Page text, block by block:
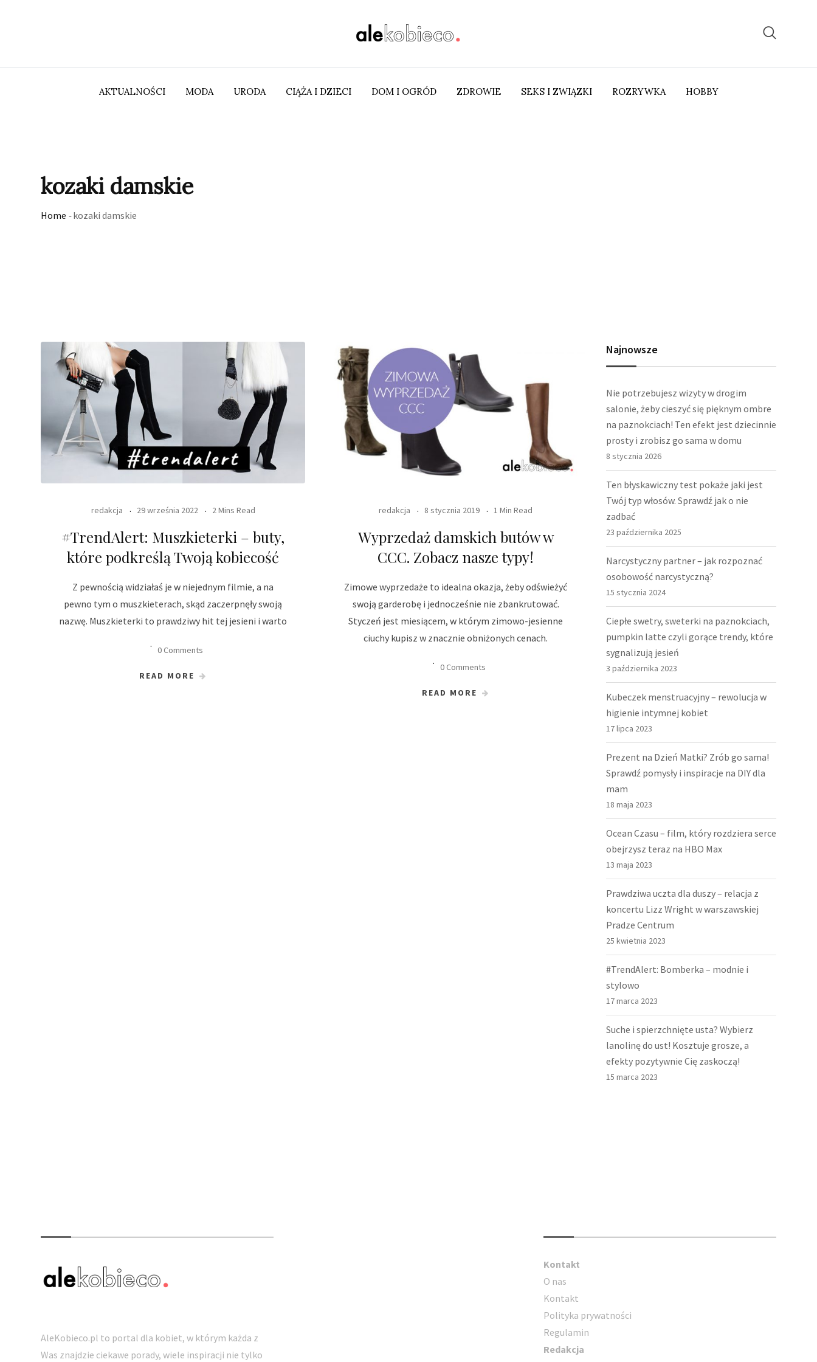
AKTUALNOŚCI MODA URODA CIĄŻA I DZIECI DOM I OGRÓD ZDROWIE SEKS I ZWIĄZKI ROZRYWKA HOBBY
kozaki damskie
Home -kozaki damskie
redakcja 29 września 2022 2 Mins Read
#TrendAlert: Muszkieterki – buty,
które podkreślą Twoją kobiecość
Z pewnością widziałaś je w niejednym filmie, a na
pewno tym o muszkieterach, skąd zaczerpnęły swoją
nazwę. Muszkieterki to prawdziwy hit tej jesieni i warto
0 Comments
READ MORE
redakcja 8 stycznia 2019 1 Min Read
Wyprzedaż damskich butów w
CCC. Zobacz nasze typy!
Zimowe wyprzedaże to idealna okazja, żeby odświeżyć
swoją garderobę i jednocześnie nie zbankrutować.
Styczeń jest miesiącem, w którym zimowo-jesienne
ciuchy kupisz w znacznie obniżonych cenach.
0 Comments
READ MORE
Najnowsze
Nie potrzebujesz wizyty w drogim
salonie, żeby cieszyć się pięknym ombre
na paznokciach! Ten efekt jest dziecinnie
prosty i zrobisz go sama w domu
8 stycznia 2026
Ten błyskawiczny test pokaże jaki jest
Twój typ włosów. Sprawdź jak o nie
zadbać
23 października 2025
Narcystyczny partner – jak rozpoznać
osobowość narcystyczną?
15 stycznia 2024
Ciepłe swetry, sweterki na paznokciach,
pumpkin latte czyli gorące trendy, które
sygnalizują jesień
3 października 2023
Kubeczek menstruacyjny – rewolucja w
higienie intymnej kobiet
17 lipca 2023
Prezent na Dzień Matki? Zrób go sama!
Sprawdź pomysły i inspiracje na DIY dla
mam
18 maja 2023
Ocean Czasu – film, który rozdziera serce
obejrzysz teraz na HBO Max
13 maja 2023
Prawdziwa uczta dla duszy – relacja z
koncertu Lizz Wright w warszawskiej
Pradze Centrum
25 kwietnia 2023
#TrendAlert: Bomberka – modnie i
stylowo
17 marca 2023
Suche i spierzchnięte usta? Wybierz
lanolinę do ust! Kosztuje grosze, a
efekty pozytywnie Cię zaskoczą!
15 marca 2023
AleKobieco.pl to portal dla kobiet, w którym każda z
Was znajdzie ciekawe porady, wiele inspiracji nie tylko
Kontakt
O nas
Kontakt
Polityka prywatności
Regulamin
Redakcja